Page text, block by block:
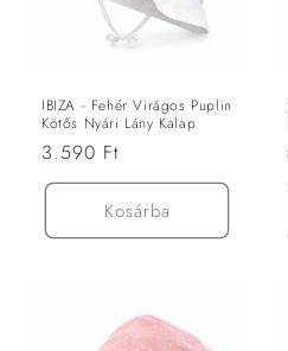
IBIZA - Fehér Virágos Puplin
Kötős Nyári Lány Kalap
Normál
ár
3.590 Ft
Kosárba